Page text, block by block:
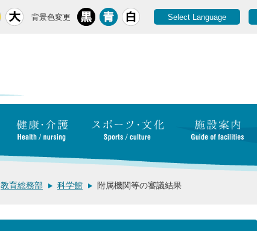
背景色変更 Select Language
教育総務部 科学館 附属機関等の審議結果